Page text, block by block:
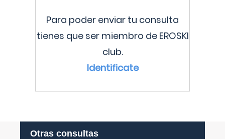
Para poder enviar tu consulta
tienes que ser miembro de EROSKI
club.
Identificate
Otras consultas